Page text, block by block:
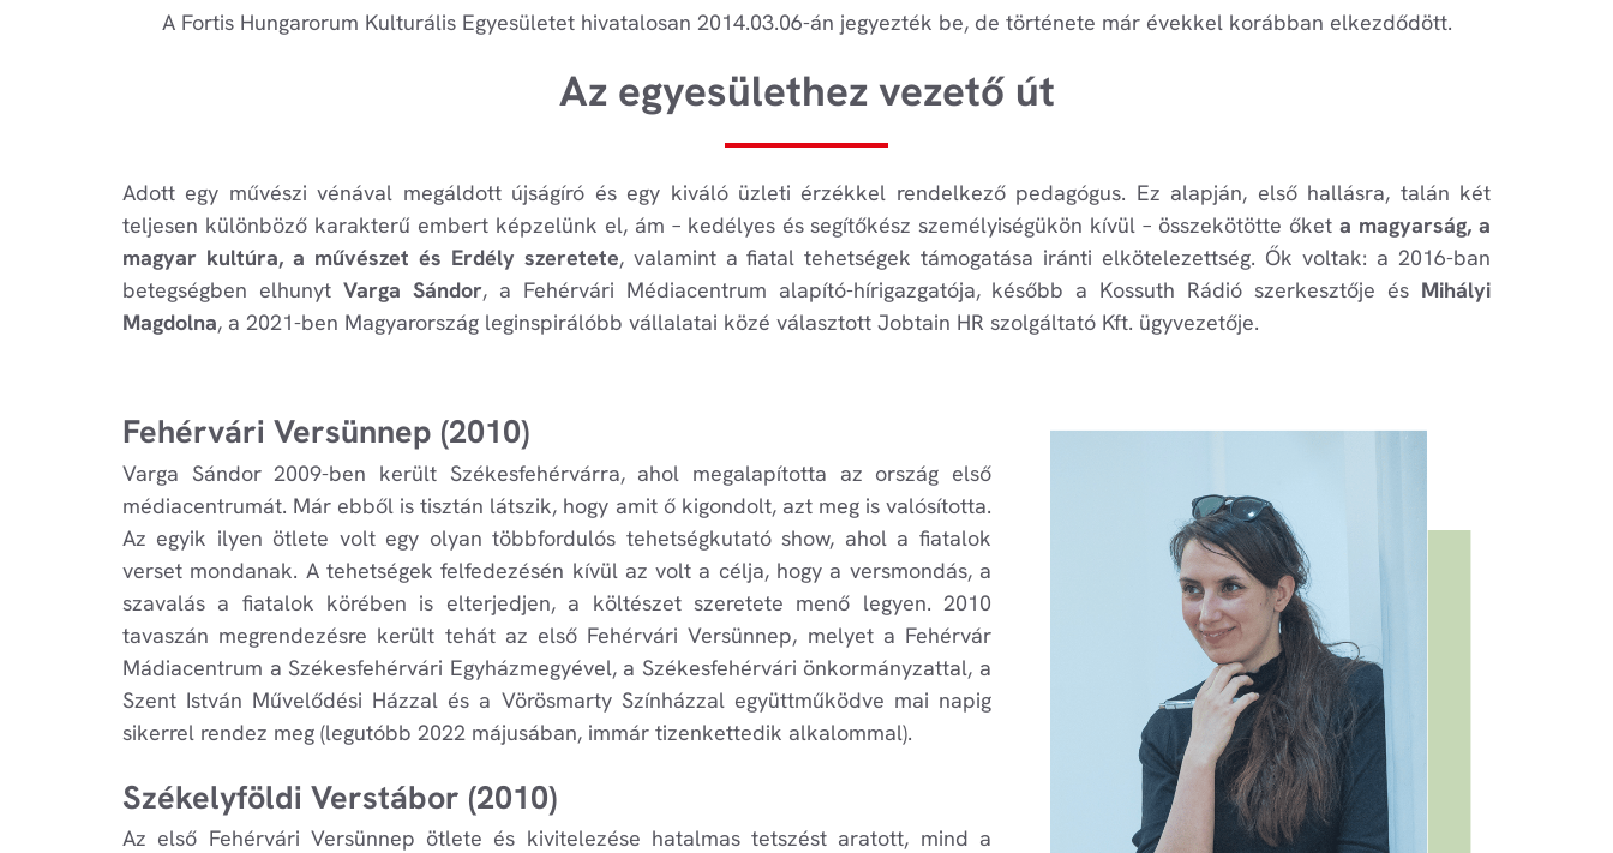
A Fortis Hungarorum Kulturális Egyesületet hivatalosan 2014.03.06-án jegyezték be, de története már évekkel korábban elkezdődött.
Az egyesülethez vezető út
Adott egy művészi vénával megáldott újságíró és egy kiváló üzleti érzékkel rendelkező pedagógus. Ez alapján, első hallásra, talán két
teljesen különböző karakterű embert képzelünk el, ám – kedélyes és segítőkész személyiségükön kívül – összekötötte őketa magyarság, a
magyar kultúra, a művészet és Erdély szeretete, valamint a fiatal tehetségek támogatása iránti elkötelezettség. Ők voltak: a 2016-ban
betegségben elhunyt Varga Sándor, a Fehérvári Médiacentrum alapító-hírigazgatója, később a Kossuth Rádió szerkesztője és Mihályi
Magdolna, a 2021-ben Magyarország leginspirálóbb vállalatai közé választott Jobtain HR szolgáltató Kft. ügyvezetője.
Fehérvári Versünnep (2010)
Varga Sándor 2009-ben került Székesfehérvárra, ahol megalapította az ország első
médiacentrumát. Már ebből is tisztán látszik, hogy amit ő kigondolt, azt meg is valósította.
Az egyik ilyen ötlete volt egy olyan többfordulós tehetségkutató show, ahol a fiatalok
verset mondanak. A tehetségek felfedezésén kívül az volt a célja, hogy a versmondás, a
szavalás a fiatalok körében is elterjedjen, a költészet szeretete menő legyen. 2010
tavaszán megrendezésre került tehát az első Fehérvári Versünnep, melyet a Fehérvár
Mádiacentrum a Székesfehérvári Egyházmegyével, a Székesfehérvári önkormányzattal, a
Szent István Művelődési Házzal és a Vörösmarty Színházzal együttműködve mai napig
sikerrel rendez meg (legutóbb 2022 májusában, immár tizenkettedik alkalommal).
Székelyföldi Verstábor (2010)
Az első Fehérvári Versünnep ötlete és kivitelezése hatalmas tetszést aratott, mind a